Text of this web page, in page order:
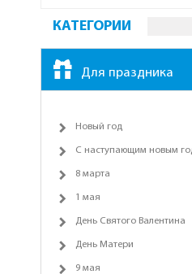
КАТЕГОРИИ
Для праздника
Новый год
С наступающим новым
8 марта
1 мая
День Святого Валентина
День Матери
9 мая